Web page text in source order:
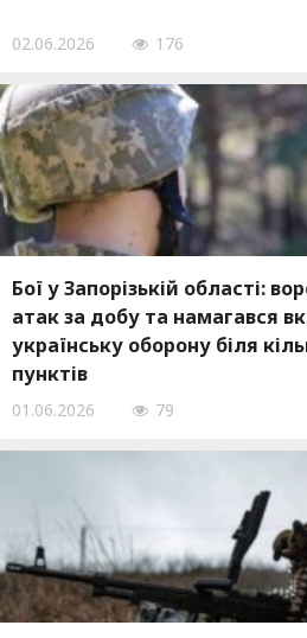
02.06.2026 176
Бої у Запорізькій області:
атак за добу та намагався
українську оборону біля
пунктів
01.06.2026 79